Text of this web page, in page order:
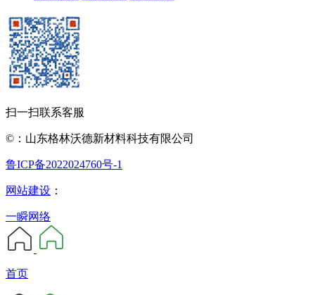
扫一扫联系客服
©：山东格林沃德新材料科技有限公司
鲁ICP备2022024760号-1
网站建设 ：
一瞬网络
首页